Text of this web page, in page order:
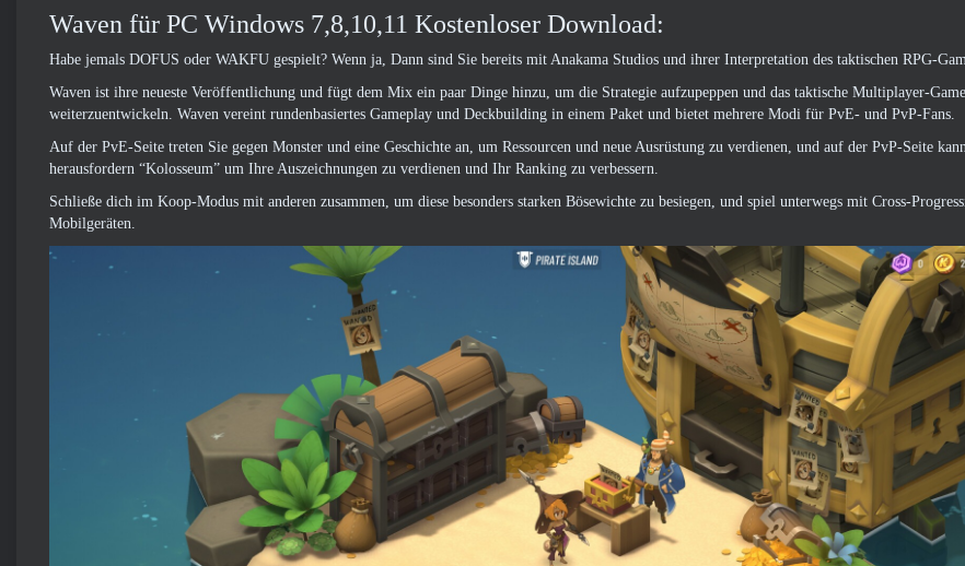
Waven für PC Windows 7,8,10,11 Kostenloser Download:
Habe jemals DOFUS oder WAKFU gespielt? Wenn ja, Dann sind Sie bereits mit Anakama Studios und ihrer Interpretation des taktischen RPG-
Waven ist ihre neueste Veröffentlichung und fügt dem Mix ein paar Dinge hinzu, um die Strategie aufzupeppen und das taktische Multiplayer-
weiterzuentwickeln. Waven vereint rundenbasiertes Gameplay und Deckbuilding in einem Paket und bietet mehrere Modi für PvE- und PvP-Fans.
Auf der PvE-Seite treten Sie gegen Monster und eine Geschichte an, um Ressourcen und neue Ausrüstung zu verdienen, und auf der PvP-Seite
herausfordern “Kolosseum” um Ihre Auszeichnungen zu verdienen und Ihr Ranking zu verbessern.
Schließe dich im Koop-Modus mit anderen zusammen, um diese besonders starken Bösewichte zu besiegen, und spiel unterwegs mit Cross-
Mobilgeräten.